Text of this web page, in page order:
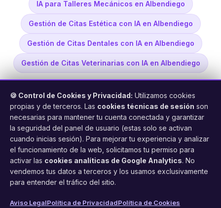
IA para Talleres Mecánicos en Albendiego
Gestión de Citas Estética con IA en Albendiego
Gestión de Citas Dentales con IA en Albendiego
Gestión de Citas Veterinarias con IA en Albendiego
FacilCita
Asistente inteligente de citas por teléfono y WhatsApp.
Gestión profesional de agenda con IA para tu negocio.
🍪 Control de Cookies y Privacidad: Utilizamos cookies
propias y de terceros. Las cookies técnicas de sesión son
necesarias para mantener tu cuenta conectada y garantizar
la seguridad del panel de usuario (estas solo se activan
cuando inicias sesión). Para mejorar tu experiencia y analizar
el funcionamiento de la web, solicitamos tu permiso para
activar las cookies analíticas de Google Analytics. No
vendemos tus datos a terceros y los usamos exclusivamente
para entender el tráfico del sitio.
Aviso LegalPolítica de PrivacidadPolítica de Cookies